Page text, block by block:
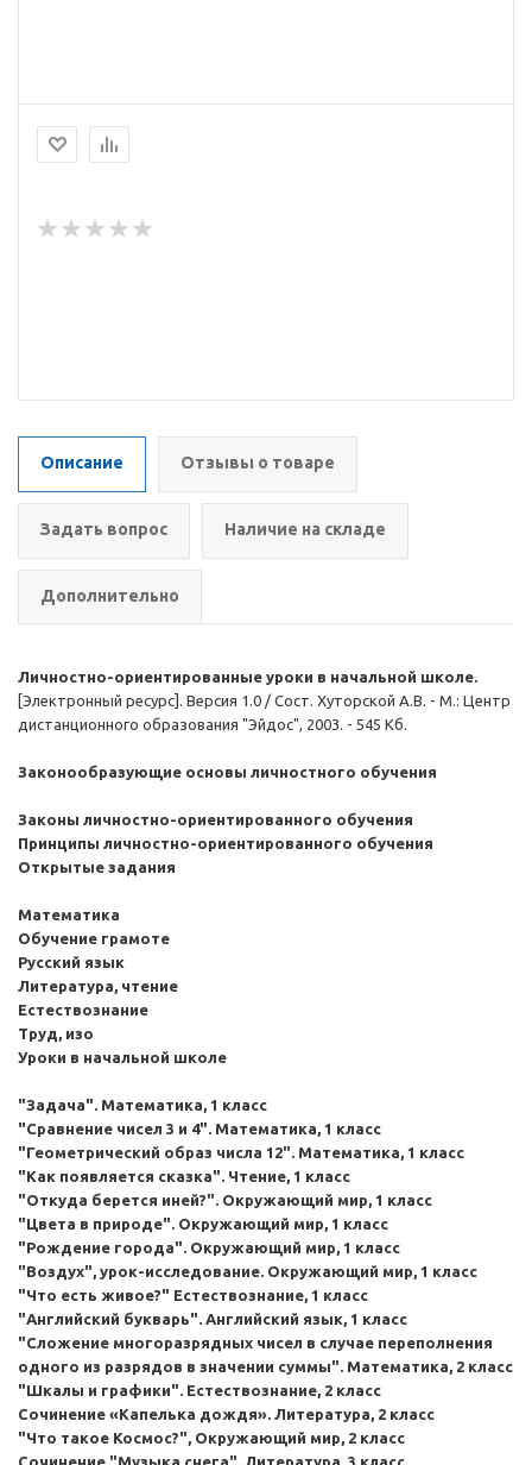
Описание Отзывы о товаре
Задать вопрос Наличие на складе
Дополнительно
Личностно-ориентированные уроки в начальной школе.
[Электронный ресурс]. Версия 1.0 / Сост. Хуторской А.В. - М.: Центр
дистанционного образования "Эйдос", 2003. - 545 Кб.
Законообразующие основы личностного обучения
Законы личностно-ориентированного обучения
Принципы личностно-ориентированного обучения
Открытые задания
Математика
Обучение грамоте
Русский язык
Литература, чтение
Естествознание
Труд, изо
Уроки в начальной школе
"Задача". Математика, 1 класс
"Сравнение чисел 3 и 4". Математика, 1 класс
"Геометрический образ числа 12". Математика, 1 класс
"Как появляется сказка". Чтение, 1 класс
"Откуда берется иней?". Окружающий мир, 1 класс
"Цвета в природе". Окружающий мир, 1 класс
"Рождение города". Окружающий мир, 1 класс
"Воздух", урок-исследование. Окружающий мир, 1 класс
"Что есть живое?" Естествознание, 1 класс
"Английский букварь". Английский язык, 1 класс
"Сложение мнoгoразрядных чисел в случае переполнения
одного из разрядов в значении суммы". Математика, 2 класс
"Шкалы и графики". Естествознание, 2 класс
Сочинение «Капелька дождя». Литература, 2 класс
"Что такое Космос?", Окружающий мир, 2 класс
Сочинение "Музыка снега". Литература, 3 класс